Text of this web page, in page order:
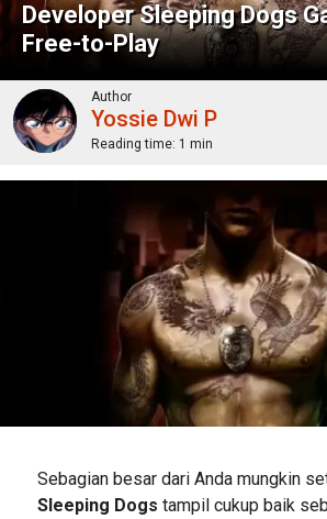
Developer Sleeping Dogs
Free-to-Play
Author
Yossie Dwi P
Reading time: 1 min
Sebagian besar dari Anda mungkin
Sleeping Dogs tampil cukup baik